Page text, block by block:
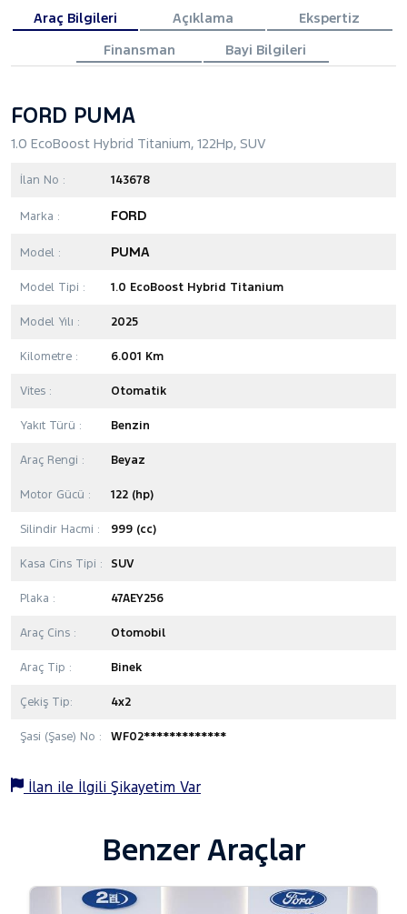
Araç Bilgileri Açıklama
Ekspertiz
Finansman
Bayi Bilgileri
FORD PUMA
1.0 EcoBoost Hybrid Titanium, 122Hp, SUV
İlan No : 143678
Marka : FORD
Model : PUMA
Model Tipi : 1.0 EcoBoost Hybrid Titanium
Model Yılı : 2025
Kilometre : 6.001 Km
Vites : Otomatik
Yakıt Türü : Benzin
Araç Rengi : Beyaz
Motor Gücü : 122 (hp)
Silindir Hacmi : 999 (cc)
Kasa Cins Tipi : SUV
Plaka : 47AEY256
Araç Cins : Otomobil
Araç Tip : Binek
Çekiş Tip: 4x2
Şasi (Şase) No : WF02*************
İlan ile İlgili Şikayetim Var
Benzer Araçlar